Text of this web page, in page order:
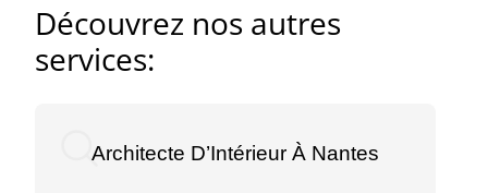
Découvrez nos autres
services:
Architecte D’Intérieur À Nantes